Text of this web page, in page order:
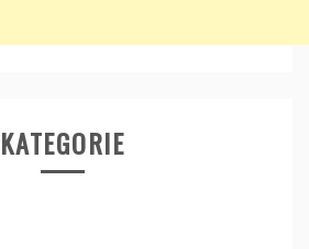
KATEGORIE